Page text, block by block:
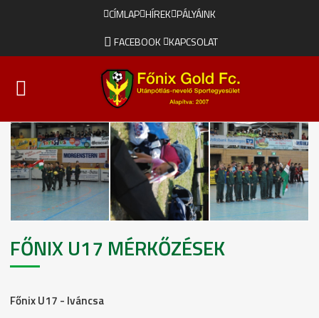
CÍMLAP HÍREK PÁLYÁINK
FACEBOOK KAPCSOLAT
FŐNIX U17 MÉRKŐZÉSEK
Főnix U17 - Iváncsa